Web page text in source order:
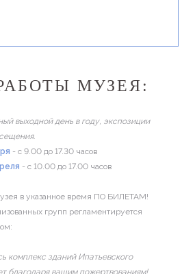
МУЗЕЯ:
выходной день в году, экспозиции
- с 9.00 до 17.30 часов
- с 10.00 до 17.00 часов
в указанное время ПО БИЛЕТАМ!
групп регламентируется
комплекс зданий Ипатьевского
благодаря вашим пожертвованиям!